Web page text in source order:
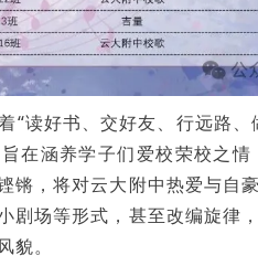
“读好书、交好友、行远路
在涵养学子们爱校荣校之
锵，将对云大附中热爱与自
剧场等形式，甚至改编旋律
。